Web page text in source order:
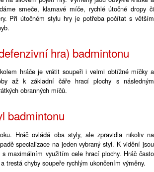
smeče, klamavé míče, rychlé útočné dropy či
Při útočném stylu hry je potřeba počítat s větším
hra) badmintonu
hráče je vrátit soupeři i velmi obtížné míčky a
až k základní čáře hrací plochy s následným
obranných míčů.
badmintonu
Hráč ovládá oba styly, ale zpravidla nikoliv na
specializace na jeden vybraný styl. K vidění jsou
maximálním využitím cele hrací plochy. Hráč často
trestá chyby soupeře rychlým ukončením výměny.